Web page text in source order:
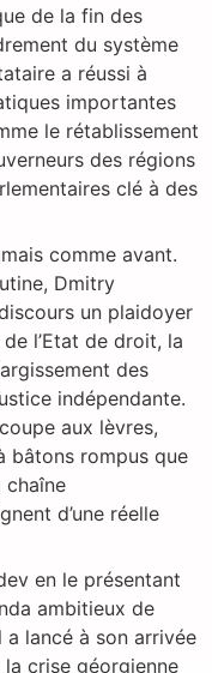
de la fin des
du système
a réussi à
importantes
le rétablissement
des régions
clé à des
comme avant.
Dmitry
un plaidoyer
l’Etat de droit, la
des
indépendante.
aux lèvres,
bâtons rompus que
d’une réelle
en le présentant
ambitieux de
a lancé à son arrivée
crise géorgienne